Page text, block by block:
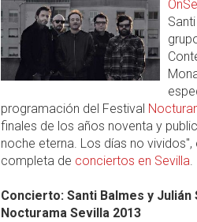
programación del Festival
finales de los años noventa y
noche eterna. Los días no
completa de conciertos en Sevilla.
Concierto: Santi Balmes y
Nocturama Sevilla 2013